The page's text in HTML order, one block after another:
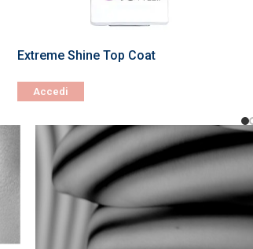
Extreme Shine Top Coat
Accedi